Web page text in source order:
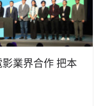
業界合作 把本